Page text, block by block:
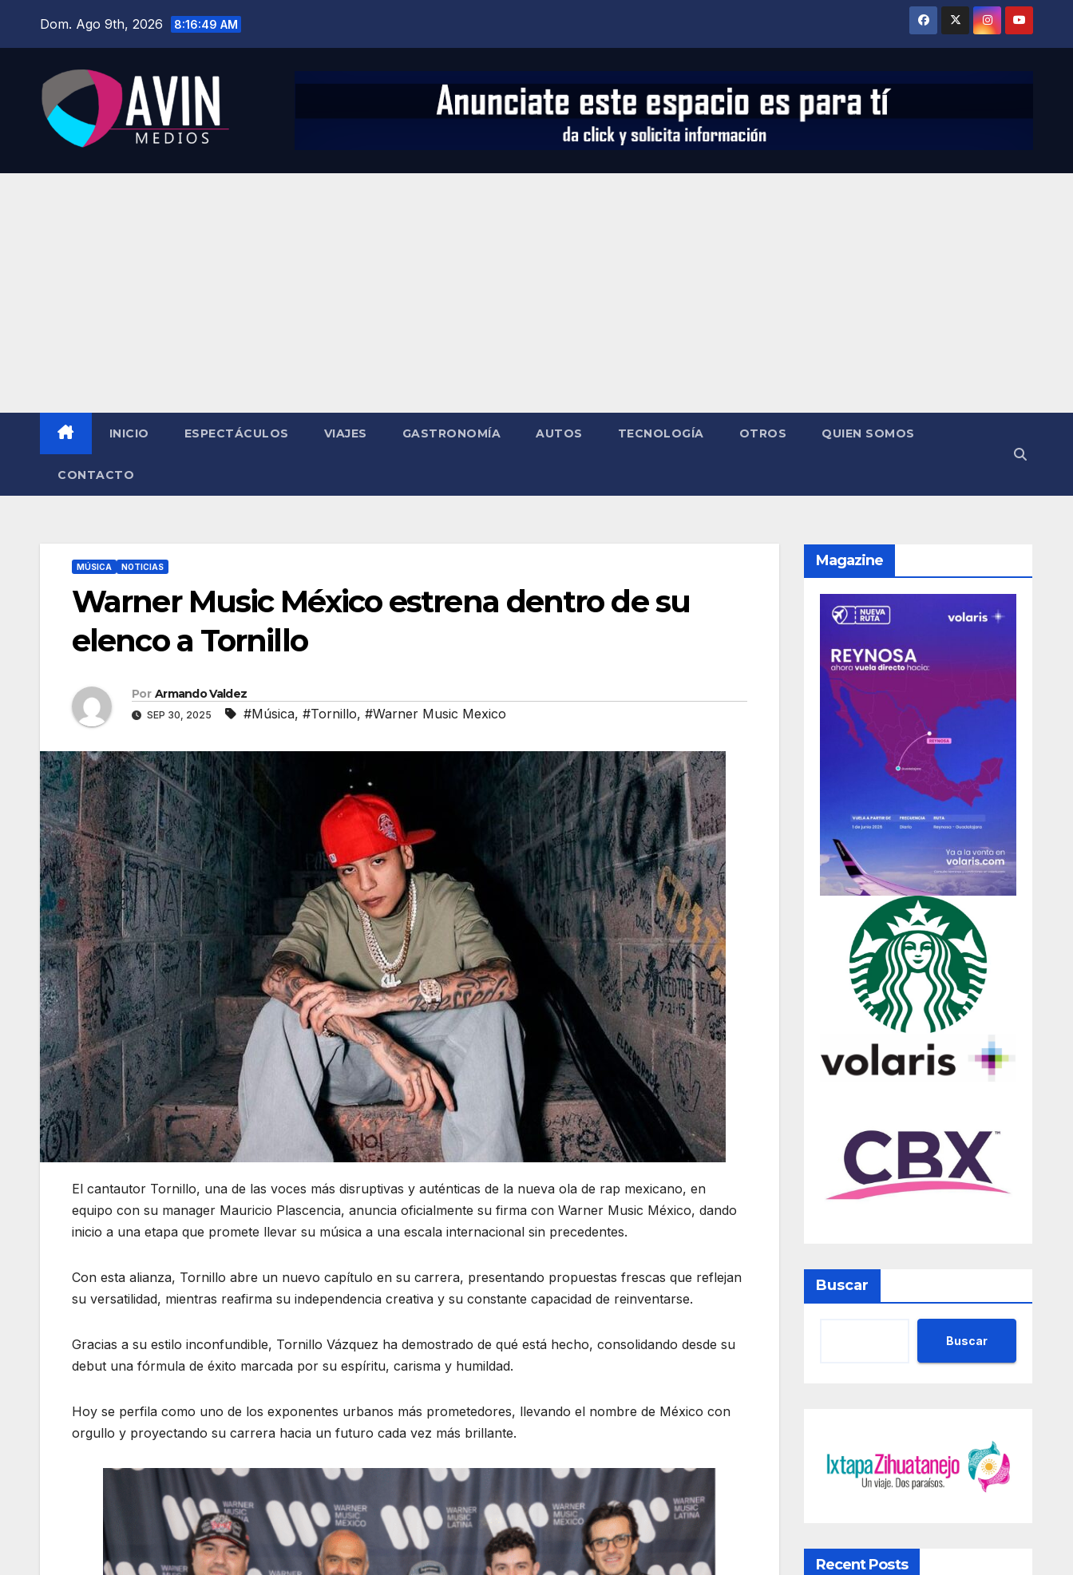
Dom. Ago 9th, 2026 8:16:51 AM
INICIO ESPECTÁCULOS VIAJES GASTRONOMÍA AUTOS TECNOLOGÍA OTROS QUIEN SOMOS
CONTACTO
MÚSICA NOTICIAS
Warner Music México estrena dentro de su
elenco a Tornillo
Por Armando Valdez
SEP 30, 2025 #Música, #Tornillo, #Warner Music Mexico
El cantautor Tornillo, una de las voces más disruptivas y auténticas de la nueva ola de rap mexicano, en
equipo con su manager Mauricio Plascencia, anuncia oficialmente su firma con Warner Music México, dando
inicio a una etapa que promete llevar su música a una escala internacional sin precedentes.
Con esta alianza, Tornillo abre un nuevo capítulo en su carrera, presentando propuestas frescas que reflejan
su versatilidad, mientras reafirma su independencia creativa y su constante capacidad de reinventarse.
Gracias a su estilo inconfundible, Tornillo Vázquez ha demostrado de qué está hecho, consolidando desde su
debut una fórmula de éxito marcada por su espíritu, carisma y humildad.
Hoy se perfila como uno de los exponentes urbanos más prometedores, llevando el nombre de México con
orgullo y proyectando su carrera hacia un futuro cada vez más brillante.
Magazine
Buscar
Buscar
Recent Posts